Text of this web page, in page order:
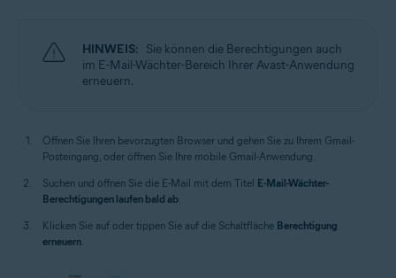
HINWEIS: Sie können die Berechtigungen auch
im E-Mail-Wächter-Bereich Ihrer Avast-Anwendung
erneuern.
Öffnen Sie Ihren bevorzugten Browser und gehen Sie zu Ihrem Gmail-
Posteingang, oder öffnen Sie Ihre mobile Gmail-Anwendung.
Suchen und öffnen Sie die E-Mail mit dem Titel E-Mail-Wächter-
Berechtigungen laufen bald ab.
Klicken Sie auf oder tippen Sie auf die Schaltfläche Berechtigung
erneuern.